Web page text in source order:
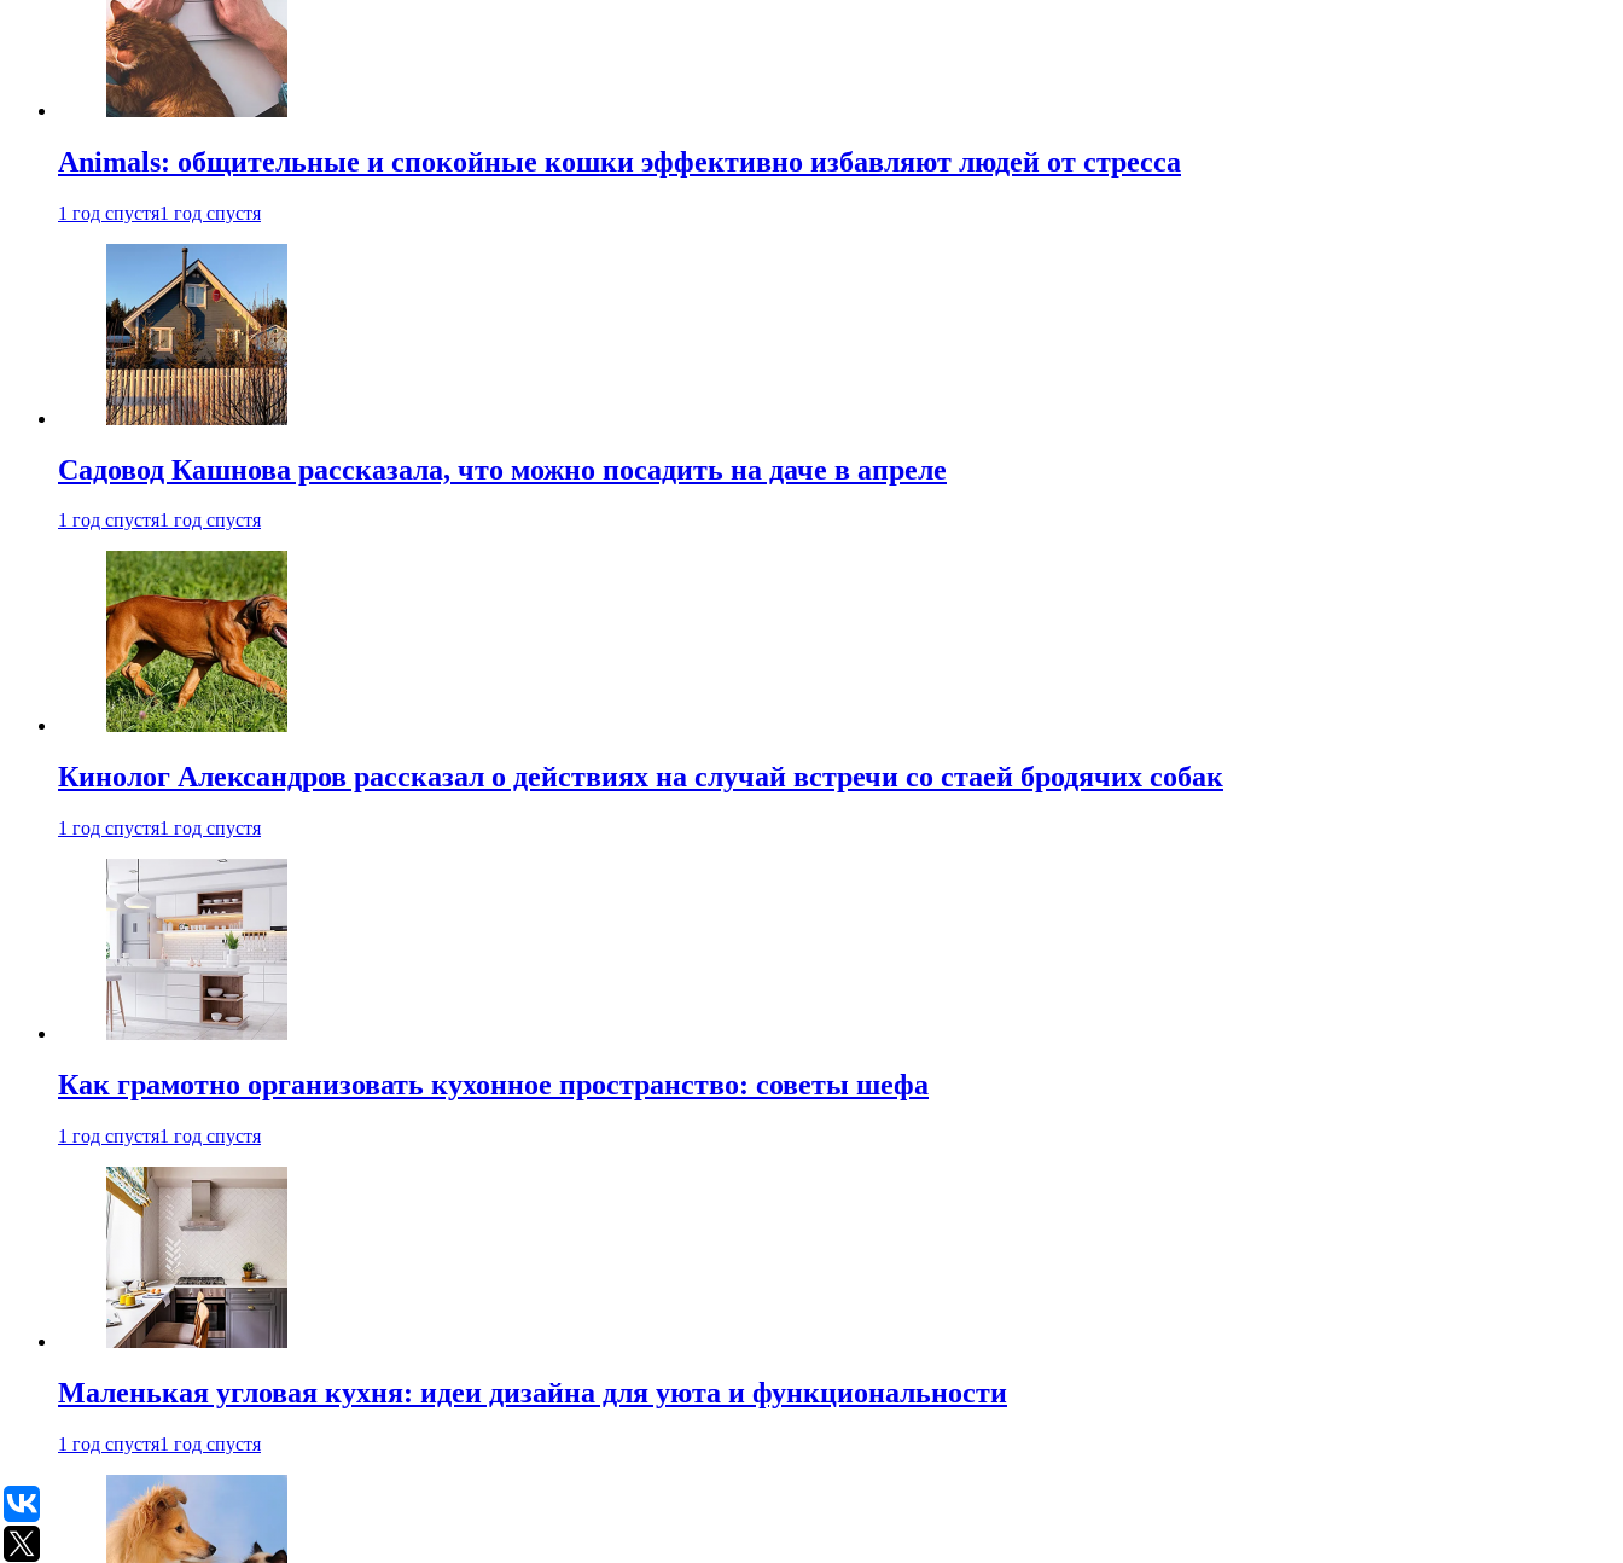
Animals: общительные и спокойные кошки эффективно избавляют людей от стресса
1 год спустя1 год спустя
Садовод Кашнова рассказала, что можно посадить на даче в апреле
1 год спустя1 год спустя
Кинолог Александров рассказал о действиях на случай встречи со стаей бродячих собак
1 год спустя1 год спустя
Как грамотно организовать кухонное пространство: советы шефа
1 год спустя1 год спустя
Маленькая угловая кухня: идеи дизайна для уюта и функциональности
1 год спустя1 год спустя